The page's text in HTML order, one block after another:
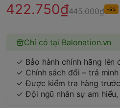
422.750₫445.000₫ -5%
Chỉ có tại Balonation.vn
✓ Bảo hành chính hãng lên
✓ Chính sách đổi – trả
✓ Được kiểm tra hàng
✓ Đội ngũ nhân sự am